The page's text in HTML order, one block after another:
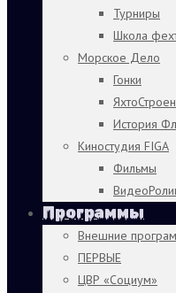
Турниры
Школа
Морское Дело
Гонки
История
Киностудия FIGA
Фильмы
Программы
Внешние
ПЕРВЫЕ
ЦВР «Социум»